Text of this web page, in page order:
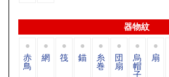
器物紋
赤
鳥
網 筏 錨 糸
巻
団
扇
烏
帽
子
扇